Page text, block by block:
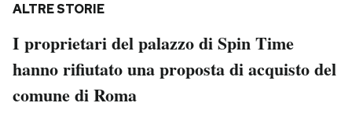
ALTRE STORIE
I proprietari del palazzo di Spin Time
hanno rifiutato una proposta di acquisto del
comune di Roma